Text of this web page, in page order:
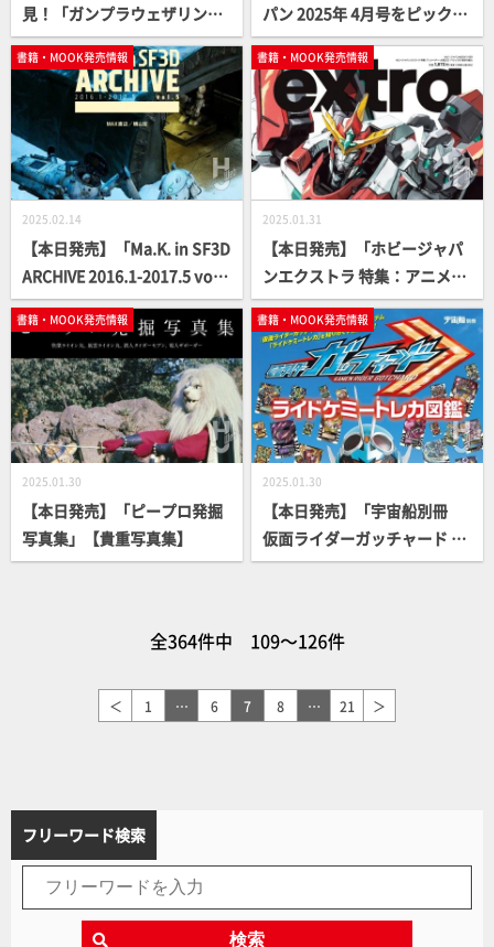
見！「ガンプラウェザリング
の教科書」本日2月27日
（木）発売！かんたんテクニ
ックからガチテクまでガンプ
ラの汚し方を丁寧にご紹介
【ガンプラ How To】
パン 2025年 4月号をピックア
ップ！
書籍・MOOK発売情報
2025.02.14
【本日発売】「Ma.K. in SF3D
ARCHIVE 2016.1-2017.5 vol.
5」【MAX渡辺×横山宏】
書籍・MOOK発売情報
2025.01.31
【本日発売】「ホビージャパ
ンエクストラ 特集：アニメー
ター・大張正己 “バリって
る”造形の魅力」【ロボットア
ニメーション】
書籍・MOOK発売情報
2025.01.30
【本日発売】「ピープロ発掘
写真集」【貴重写真集】
書籍・MOOK発売情報
2025.01.30
【本日発売】「宇宙船別冊
仮面ライダーガッチャード ラ
イドケミートレカ図鑑」【仮
全364件中 109～126件
＜ 1 … 6 7 8 … 21 ＞
フリーワード検索
検索